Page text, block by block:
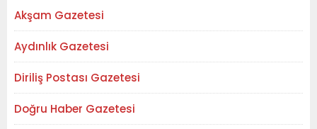
Akşam Gazetesi
Aydınlık Gazetesi
Diriliş Postası Gazetesi
Doğru Haber Gazetesi